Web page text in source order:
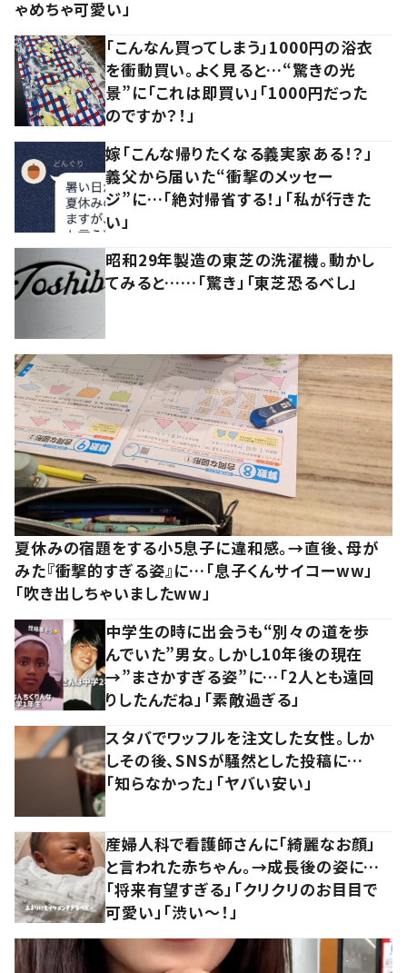
ゃめちゃ可愛い」
「こんなん買ってしまう」1000円の浴衣
を衝動買い。よく見ると…“驚きの光
景”に「これは即買い」「1000円だった
のですか？！」
嫁「こんな帰りたくなる義実家ある！？」
義父から届いた“衝撃のメッセー
ジ”に…「絶対帰省する！」「私が行きた
い」
昭和29年製造の東芝の洗濯機。動かし
てみると……「驚き」「東芝恐るべし」
夏休みの宿題をする小5息子に違和感。→直後、母が
みた『衝撃的すぎる姿』に…「息子くんサイコーww」
「吹き出しちゃいましたww」
中学生の時に出会うも“別々の道を歩
んでいた”男女。しかし10年後の現在
→”まさかすぎる姿”に…「2人とも遠回
りしたんだね」「素敵過ぎる」
スタバでワッフルを注文した女性。しか
しその後、SNSが騒然とした投稿に…
「知らなかった」「ヤバい安い」
産婦人科で看護師さんに「綺麗なお顔」
と言われた赤ちゃん。→成長後の姿に…
「将来有望すぎる」「クリクリのお目目で
可愛い」「渋い～！」